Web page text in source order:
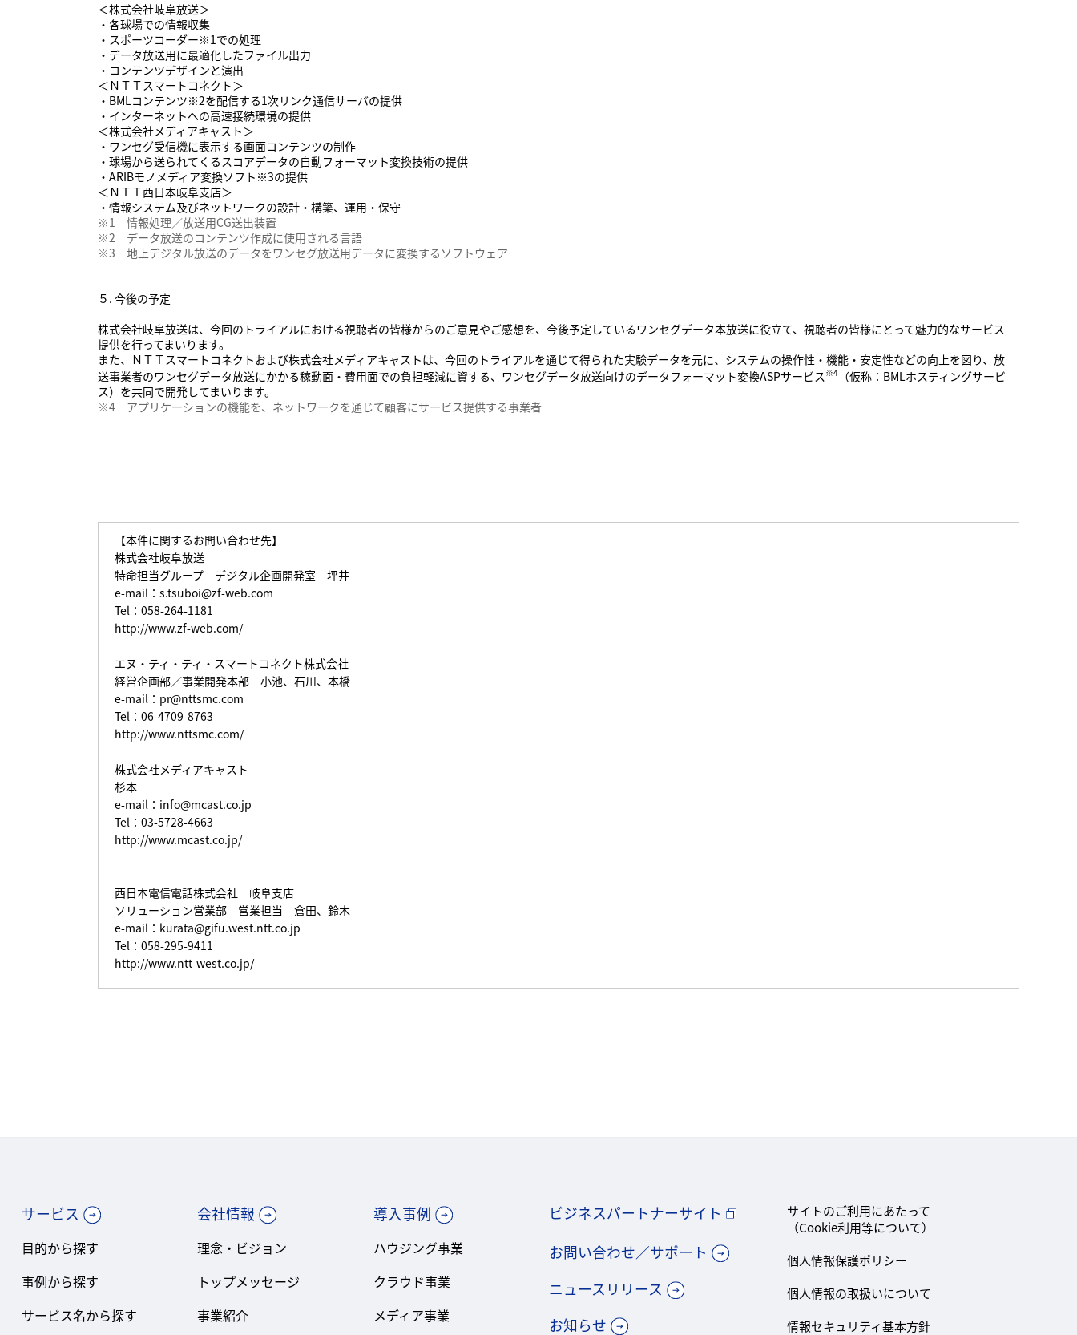
＜株式会社岐阜放送＞
・各球場での情報収集
・スポーツコーダー※1での処理
・データ放送用に最適化したファイル出力
・コンテンツデザインと演出
＜ＮＴＴスマートコネクト＞
・BMLコンテンツ※2を配信する1次リンク通信サーバの提供
・インターネットへの高速接続環境の提供
＜株式会社メディアキャスト＞
・ワンセグ受信機に表示する画面コンテンツの制作
・球場から送られてくるスコアデータの自動フォーマット変換技術の提供
・ARIBモノメディア変換ソフト※3の提供
＜ＮＴＴ西日本岐阜支店＞
・情報システム及びネットワークの設計・構築、運用・保守
※1 情報処理／放送用CG送出装置
※2 データ放送のコンテンツ作成に使用される言語
※3 地上デジタル放送のデータをワンセグ放送用データに変換するソフトウェア
５. 今後の予定
株式会社岐阜放送は、今回のトライアルにおける視聴者の皆様からのご意見やご感想を、今後予定しているワンセグデータ本放送に役立て、視聴者の皆様にとって魅力的なサービス
提供を行ってまいります。
また、ＮＴＴスマートコネクトおよび株式会社メディアキャストは、今回のトライアルを通じて得られた実験データを元に、システムの操作性・機能・安定性などの向上を図り、放
送事業者のワンセグデータ放送にかかる稼動面・費用面での負担軽減に資する、ワンセグデータ放送向けのデータフォーマット変換ASPサービス ※4 （仮称：BMLホスティングサービ
ス）を共同で開発してまいります。
※4 アプリケーションの機能を、ネットワークを通じて顧客にサービス提供する事業者
【本件に関するお問い合わせ先】
株式会社岐阜放送
特命担当グループ デジタル企画開発室 坪井
e-mail： s.tsuboi@zf-web.com
Tel：058-264-1181
http://www.zf-web.com/
エヌ・ティ・ティ・スマートコネクト株式会社
経営企画部／事業開発本部 小池、石川、本橋
e-mail： pr@nttsmc.com
Tel：06-4709-8763
http://www.nttsmc.com/
株式会社メディアキャスト
杉本
e-mail： info@mcast.co.jp
Tel：03-5728-4663
http://www.mcast.co.jp/
西日本電信電話株式会社 岐阜支店
ソリューション営業部 営業担当 倉田、鈴木
e-mail： kurata@gifu.west.ntt.co.jp
Tel：058-295-9411
http://www.ntt-west.co.jp/
サービス
目的から探す
事例から探す
サービス名から探す
会社情報
理念・ビジョン
トップメッセージ
事業紹介
導入事例
ハウジング事業
クラウド事業
メディア事業
ビジネスパートナーサイト
お問い合わせ／サポート
ニュースリリース
お知らせ
サイトのご利用にあたって
（Cookie利用等について）
個人情報保護ポリシー
個人情報の取扱いについて
情報セキュリティ基本方針